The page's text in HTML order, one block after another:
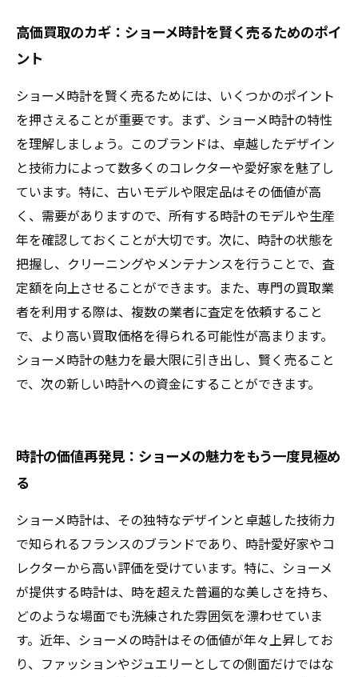
高価買取のカギ：ショーメ時計を賢く売るためのポイ
ント
ショーメ時計を賢く売るためには、いくつかのポイント
を押さえることが重要です。まず、ショーメ時計の特性
を理解しましょう。このブランドは、卓越したデザイン
と技術力によって数多くのコレクターや愛好家を魅了し
ています。特に、古いモデルや限定品はその価値が高
く、需要がありますので、所有する時計のモデルや生産
年を確認しておくことが大切です。次に、時計の状態を
把握し、クリーニングやメンテナンスを行うことで、査
定額を向上させることができます。また、専門の買取業
者を利用する際は、複数の業者に査定を依頼すること
で、より高い買取価格を得られる可能性が高まります。
ショーメ時計の魅力を最大限に引き出し、賢く売ること
で、次の新しい時計への資金にすることができます。
時計の価値再発見：ショーメの魅力をもう一度見極め
る
ショーメ時計は、その独特なデザインと卓越した技術力
で知られるフランスのブランドであり、時計愛好家やコ
レクターから高い評価を受けています。特に、ショーメ
が提供する時計は、時を超えた普遍的な美しさを持ち、
どのような場面でも洗練された雰囲気を漂わせていま
す。近年、ショーメの時計はその価値が年々上昇してお
り、ファッションやジュエリーとしての側面だけではな